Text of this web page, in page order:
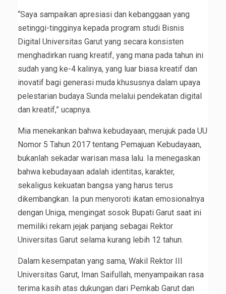
“Saya sampaikan apresiasi dan kebanggaan yang
setinggi-tingginya kepada program studi Bisnis
Digital Universitas Garut yang secara konsisten
menghadirkan ruang kreatif, yang mana pada tahun ini
sudah yang ke-4 kalinya, yang luar biasa kreatif dan
inovatif bagi generasi muda khususnya dalam upaya
pelestarian budaya Sunda melalui pendekatan digital
dan kreatif,” ucapnya.
Mia menekankan bahwa kebudayaan, merujuk pada UU
Nomor 5 Tahun 2017 tentang Pemajuan Kebudayaan,
bukanlah sekadar warisan masa lalu. Ia menegaskan
bahwa kebudayaan adalah identitas, karakter,
sekaligus kekuatan bangsa yang harus terus
dikembangkan. Ia pun menyoroti ikatan emosionalnya
dengan Uniga, mengingat sosok Bupati Garut saat ini
memiliki rekam jejak panjang sebagai Rektor
Universitas Garut selama kurang lebih 12 tahun.
Dalam kesempatan yang sama, Wakil Rektor III
Universitas Garut, Iman Saifullah, menyampaikan rasa
terima kasih atas dukungan dari Pemkab Garut dan